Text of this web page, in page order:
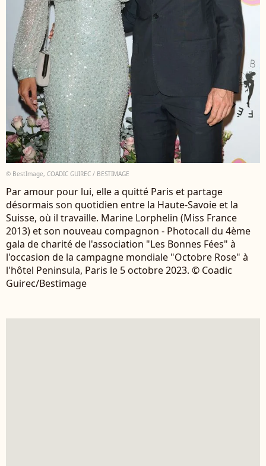
© BestImage, COADIC GUIREC / BESTIMAGE
Par amour pour lui, elle a quitté Paris et partage
désormais son quotidien entre la Haute-Savoie et la
Suisse, où il travaille. Marine Lorphelin (Miss France
2013) et son nouveau compagnon - Photocall du 4ème
gala de charité de l'association "Les Bonnes Fées" à
l'occasion de la campagne mondiale "Octobre Rose" à
l'hôtel Peninsula, Paris le 5 octobre 2023. © Coadic
Guirec/Bestimage